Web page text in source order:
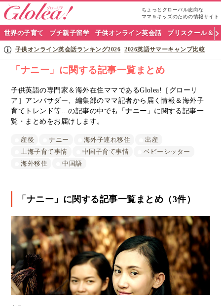
ちょっとグローバル志向な
ママ＆キッズのための情報サイト
グ
ロ
リ
ア
ナ
世界の子育て プチ親子留学 子供オンライン英会話 プリスクール＆
子供オンライン英会話ランキング2026 2026英語サマーキャンプ比較
「ナニー」に関する記事一覧まとめ
子供英語の専門家＆海外在住ママであるGlolea!［グローリ
ア］アンバサダー、編集部のママ記者から届く情報＆海外子
育てトレンド等…の記事の中でも「ナニー 」に関する記事一
覧・まとめをお届けします。
産後 ナニー 海外子連れ移住
出産
上海子育て事情
中国子育て事情
ベビーシッター
海外移住
中国語
「ナニー」に関する記事一覧まとめ（3件）